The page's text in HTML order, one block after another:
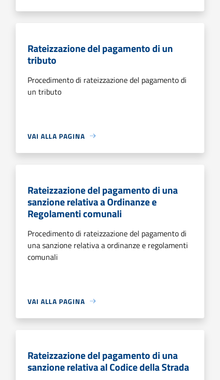
Rateizzazione del pagamento di un
tributo
Procedimento di rateizzazione del pagamento di
un tributo
VAI ALLA PAGINA
Rateizzazione del pagamento di una
sanzione relativa a Ordinanze e
Regolamenti comunali
Procedimento di rateizzazione del pagamento di
una sanzione relativa a ordinanze e regolamenti
comunali
VAI ALLA PAGINA
Rateizzazione del pagamento di una
sanzione relativa al Codice della Strada